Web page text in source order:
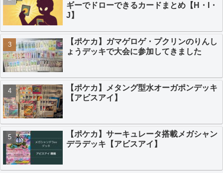
ギーでドローできるカードまとめ【H・I・
J】
【ポケカ】ガマゲロゲ・プクリンのりんし
ょうデッキで大会に参加してきました
【ポケカ】メタング型水オーガポンデッキ
【アビスアイ】
【ポケカ】サーキュレータ搭載メガシャン
デラデッキ【アビスアイ】